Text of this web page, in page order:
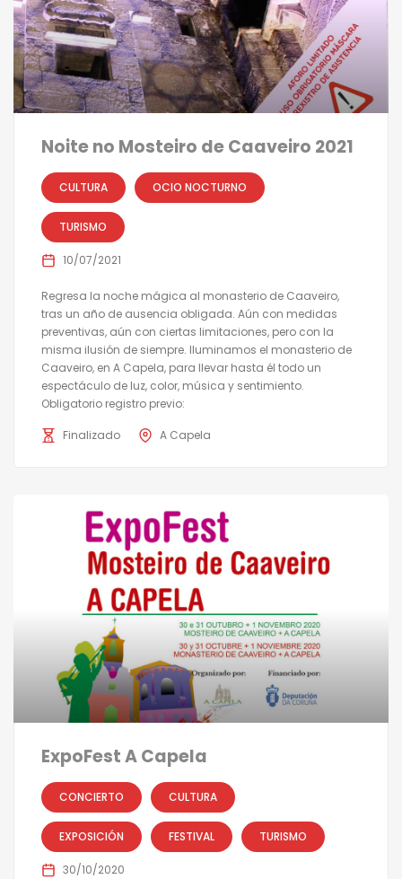
Noite no Mosteiro de Caaveiro 2021
CULTURA OCIO NOCTURNO
TURISMO
10/07/2021
Regresa la noche mágica al monasterio de Caaveiro,
tras un año de ausencia obligada. Aún con medidas
preventivas, aún con ciertas limitaciones, pero con la
misma ilusión de siempre. Iluminamos el monasterio de
Caaveiro, en A Capela, para llevar hasta él todo un
espectáculo de luz, color, música y sentimiento.
Obligatorio registro previo:
Finalizado A Capela
ExpoFest A Capela
CONCIERTO CULTURA
EXPOSICIÓN FESTIVAL TURISMO
30/10/2020